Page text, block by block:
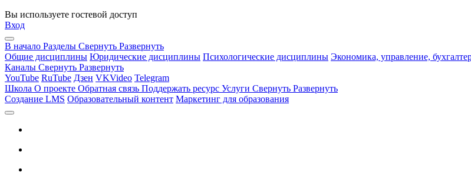
Вы используете гостевой доступ
Вход
В начало Разделы Свернуть Развернуть
Общие дисциплины Юридические дисциплины Психологические дисциплины Экономика, управление,
Каналы Свернуть Развернуть
YouTube RuTube Дзен VKVideo Telegram
Школа О проекте Обратная связь Поддержать ресурс Услуги Свернуть Развернуть
Создание LMS Образовательный контент Маркетинг для образования